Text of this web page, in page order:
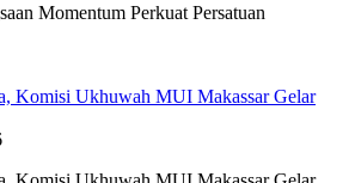
Momentum Perkuat Persatuan
Komisi Ukhuwah MUI Makassar Gelar